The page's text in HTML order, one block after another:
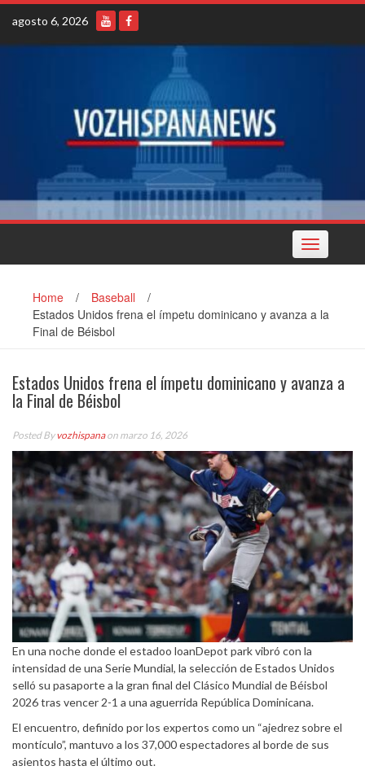
Skip
content
agosto 6, 2026
Toggle
navigation
Home / Baseball
/
Estados Unidos frena el ímpetu dominicano y avanza a la
Final de Béisbol
Estados Unidos frena el ímpetu dominicano y avanza a
la Final de Béisbol
Posted Byvozhispanaon marzo 16, 2026
En una noche donde el estadoo loanDepot park vibró con la
intensidad de una Serie Mundial, la selección de Estados Unidos
selló su pasaporte a la gran final del Clásico Mundial de Béisbol
2026 tras vencer 2-1 a una aguerrida República Dominicana.
El encuentro, definido por los expertos como un “ajedrez sobre el
montículo”, mantuvo a los 37,000 espectadores al borde de sus
asientos hasta el último out.